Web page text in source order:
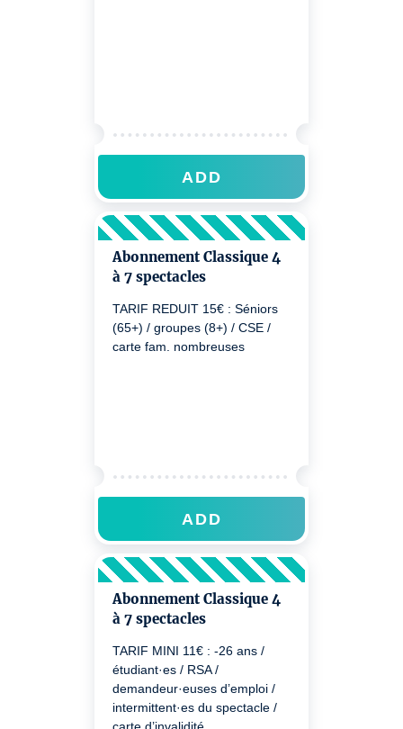
ADD
Abonnement Classique 4
à 7 spectacles
TARIF REDUIT 15€ : Séniors
(65+) / groupes (8+) / CSE /
carte fam. nombreuses
ADD
Abonnement Classique 4
à 7 spectacles
TARIF MINI 11€ : -26 ans /
étudiant·es / RSA /
demandeur·euses d’emploi /
intermittent·es du spectacle /